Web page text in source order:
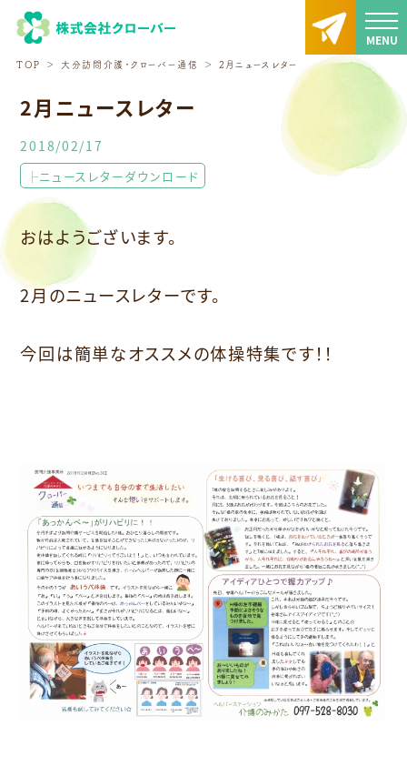
TOP 大分訪問介護・クローバー通信 2月ニュースレター
2月ニュースレター
2018/02/17
├ニュースレターダウンロード
おはようございます。
2月のニュースレターです。
今回は簡単なオススメの体操特集です！！